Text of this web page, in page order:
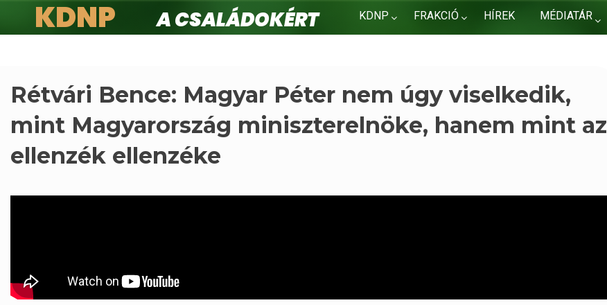
KDNP FRAKCIÓ HÍREK MÉDIATÁR
KDNP
A családokért.
Rétvári Bence: Magyar Péter nem úgy viselkedik,
mint Magyarország miniszterelnöke, hanem mint az
ellenzék ellenzéke